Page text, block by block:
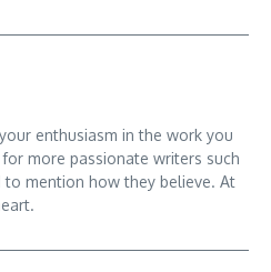
enthusiasm in the work you
more passionate writers such
to mention how they believe. At